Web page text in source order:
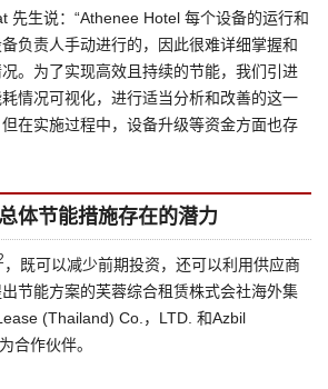
先生说：“Athenee Hotel 每个设备的运行和
负责人手动进行的，因此很难详细掌握和
。为了实现高效且持续的节能，我们引进
情况可视化，进行适当分析和改善的这一
在实施过程中，设备升级等资金方面也存
体节能措施存在的潜力
，既可以减少前期投资，还可以利用供应商
节能方案的芙蓉综合租赁株式会社海外集
(Thailand) Co.，LTD. 和Azbil
合作伙伴。